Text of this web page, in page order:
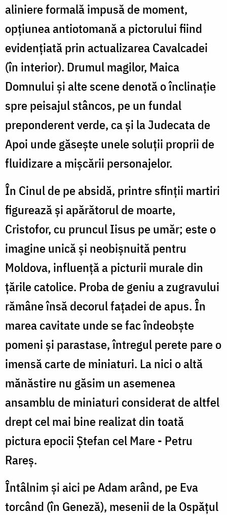
aliniere formală impusă de moment,
opțiunea antiotomană a pictorului fiind
evidențiată prin actualizarea Cavalcadei
(în interior). Drumul magilor, Maica
Domnului și alte scene denotă o înclinație
spre peisajul stâncos, pe un fundal
preponderent verde, ca și la Judecata de
Apoi unde găsește unele soluții proprii de
fluidizare a mișcării personajelor.
În Cinul de pe absidă, printre sfinții martiri
figurează și apărătorul de moarte,
Cristofor, cu pruncul Iisus pe umăr; este o
imagine unică și neobișnuită pentru
Moldova, influență a picturii murale din
țările catolice. Proba de geniu a zugravului
rămâne însă decorul fațadei de apus. În
marea cavitate unde se fac îndeobște
pomeni și parastase, întregul perete pare o
imensă carte de miniaturi. La nici o altă
mănăstire nu găsim un asemenea
ansamblu de miniaturi considerat de altfel
drept cel mai bine realizat din toată
pictura epocii Ștefan cel Mare - Petru
Rareș.
Întâlnim și aici pe Adam arând, pe Eva
torcând (în Geneză), mesenii de la Ospățul